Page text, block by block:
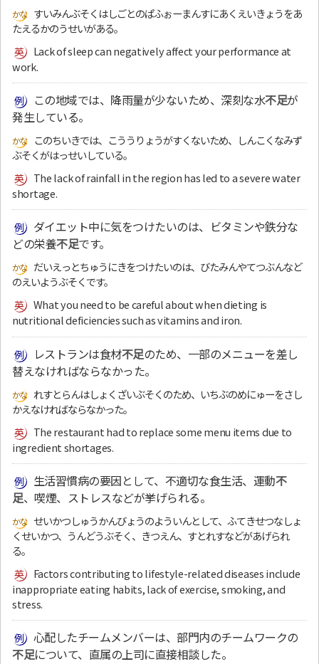
すいみんぶそくはしごとのぱふぉーまんすにあくえいきょうをあ
たえるかのうせいがある。
Lack of sleep can negatively affect your performance at
work.
この地域では、降雨量が少ないため、深刻な水不足が
発生している。
このちいきでは、こううりょうがすくないため、しんこくなみず
ぶそくがはっせいしている。
The lack of rainfall in the region has led to a severe water
shortage.
ダイエット中に気をつけたいのは、ビタミンや鉄分な
どの栄養不足です。
だいえっとちゅうにきをつけたいのは、びたみんやてつぶんなど
のえいようぶそくです。
What you need to be careful about when dieting is
nutritional deficiencies such as vitamins and iron.
レストランは食材不足のため、一部のメニューを差し
替えなければならなかった。
れすとらんはしょくざいぶそくのため、いちぶのめにゅーをさし
かえなければならなかった。
The restaurant had to replace some menu items due to
ingredient shortages.
生活習慣病の要因として、不適切な食生活、運動不
足、喫煙、ストレスなどが挙げられる。
せいかつしゅうかんびょうのよういんとして、ふてきせつなしょ
くせいかつ、うんどうぶそく、きつえん、すとれすなどがあげられ
る。
Factors contributing to lifestyle-related diseases include
inappropriate eating habits, lack of exercise, smoking, and
stress.
心配したチームメンバーは、部門内のチームワークの
不足について、直属の上司に直接相談した。